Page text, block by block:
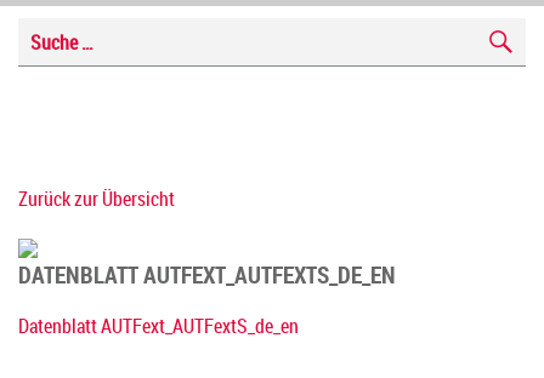
Zurück zur Übersicht
DATENBLATT AUTFEXT_AUTFEXTS_DE_EN
Datenblatt AUTFext_AUTFextS_de_en